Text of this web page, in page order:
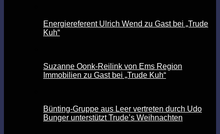
Energiereferent Ulrich Wend zu Gast bei „Trude
Kuh“
Suzanne Oonk-Reilink von Ems Region
Immobilien zu Gast bei „Trude Kuh“
Bünting-Gruppe aus Leer vertreten durch Udo
Bunger unterstützt Trude’s Weihnachten